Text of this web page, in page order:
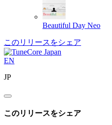
Beautiful Day Neo
このリリースをシェア
EN
JP
このリリースをシェア